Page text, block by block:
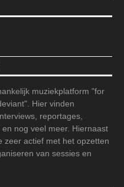
muziekplatform "for
Hier vinden
reportages,
nog veel meer. Hiernaast
zeer actief met het opzetten
van sessies en